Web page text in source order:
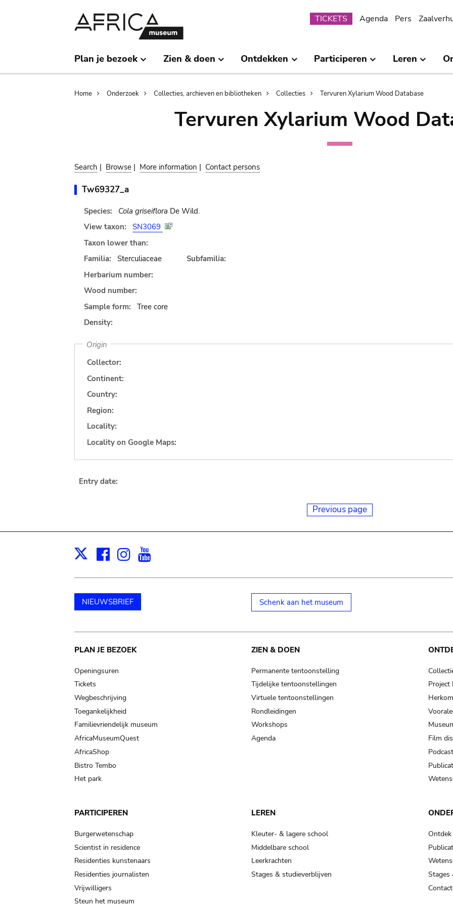
Submenu
TICKETS Agenda Pers
Plan je bezoek Zien & doen Ontdekken Participeren Leren
Breadcrumb
Home Onderzoek Collecties, archieven en bibliotheken Collecties Tervuren Xylarium Wood Database
Tervuren Xylarium Wood
Search | Browse | More information | Contact persons
Tw69327_a
Species: Cola griseiflora De Wild.
View taxon:
SN3069
Taxon lower than:
Familia:
Sterculiaceae
Subfamilia:
Herbarium number:
Wood number:
Sample form:
Tree core
Density:
Origin
Collector:
Continent:
Country:
Region:
Locality:
Locality on Google Maps:
Entry date:
Previous page
X Facebook
Instagram
NIEUWSBRIEF Schenk aan het museum
Main
navigation
PLAN JE BEZOEK
Openingsuren
Tickets
Wegbeschrijving
Toegankelijkheid
Familievriendelijk museum
AfricaMuseumQuest
AfricaShop
Bistro Tembo
Het park
ZIEN & DOEN
Permanente tentoonstelling
Tijdelijke tentoonstellingen
Virtuele tentoonstellingen
Rondleidingen
Workshops
Agenda
Project
Film
PARTICIPEREN
Burgerwetenschap
Scientist in residence
Residenties kunstenaars
Residenties journalisten
Vrijwilligers
Steun het museum
LEREN
Kleuter- & lagere school
Middelbare school
Leerkrachten
Stages & studieverblijven
Stages